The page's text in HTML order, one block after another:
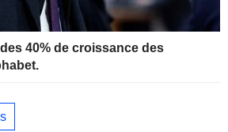
40% de croissance des